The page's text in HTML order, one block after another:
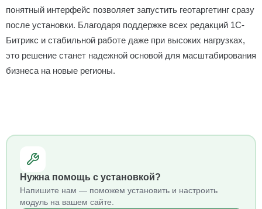
понятный интерфейс позволяет запустить геотаргетинг сразу
после установки. Благодаря поддержке всех редакций 1С-
Битрикс и стабильной работе даже при высоких нагрузках,
это решение станет надежной основой для масштабирования
бизнеса на новые регионы.
Нужна помощь с установкой?
Напишите нам — поможем установить и настроить
модуль на вашем сайте.